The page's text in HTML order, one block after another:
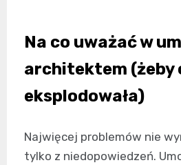
Na co uważać w
architektem (żeby
eksplodowała)
Najwięcej problemów nie
tylko z niedopowiedzeń.